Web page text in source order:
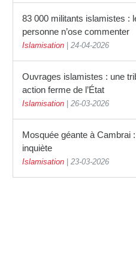
83 000 militants islamistes :
personne n’ose commenter
Islamisation 24-04-2026
Ouvrages islamistes : une
action ferme de l’État
Islamisation 26-03-2026
Mosquée géante à Cambrai
inquiète
Islamisation 23-03-2026